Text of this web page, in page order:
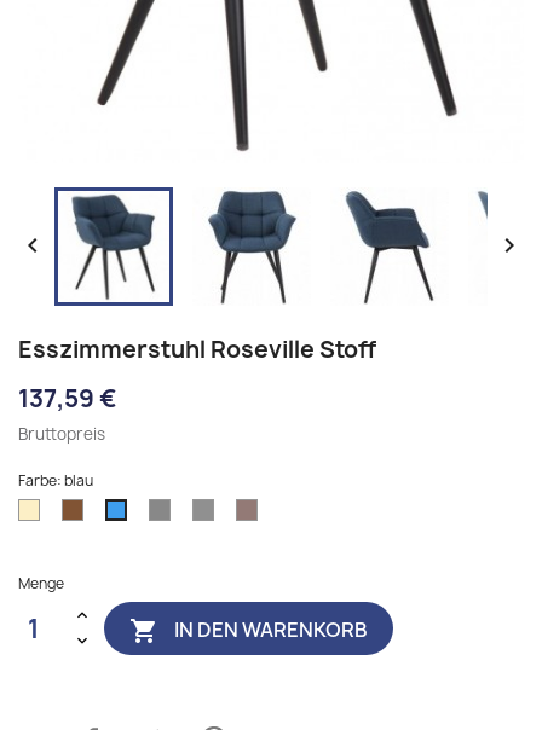
 
Esszimmerstuhl Roseville Stoff
137,59 €
Bruttopreis
Farbe: blau
blau
Menge
 IN DEN WARENKORB